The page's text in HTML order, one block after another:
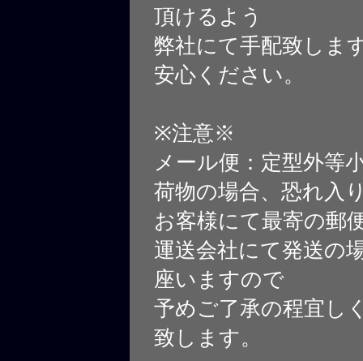
頂けるよう
弊社にて手配致しま
安心ください。
※注意※
メール便：定型外等
荷物の場合、恐れ入
お客様にて最寄の郵
運送会社にて発送の
座いますので
予めご了承の程宜し
致します。